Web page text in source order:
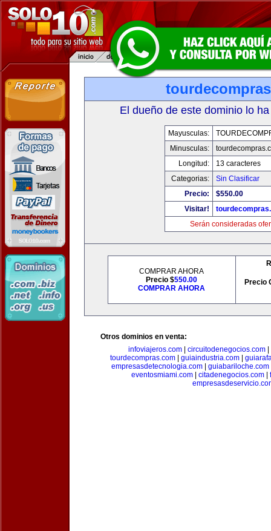
El dueño de este dominio lo
Mayusculas:
Minusculas:
Longitud:
13 caracteres
Categorias:
Sin Clasificar
Precio:
$550.00
Visitar!
Serán consideradas
COMPRAR AHORA
Precio $550.00
COMPRAR AHORA
Precio
Otros dominios en venta:
infoviajeros.com| circuitodenegocios.com|
tourdecompras.com| guiaindustria.com|
empresasdetecnologia.com| guiabariloche.com
eventosmiami.com
citadenegocios.com